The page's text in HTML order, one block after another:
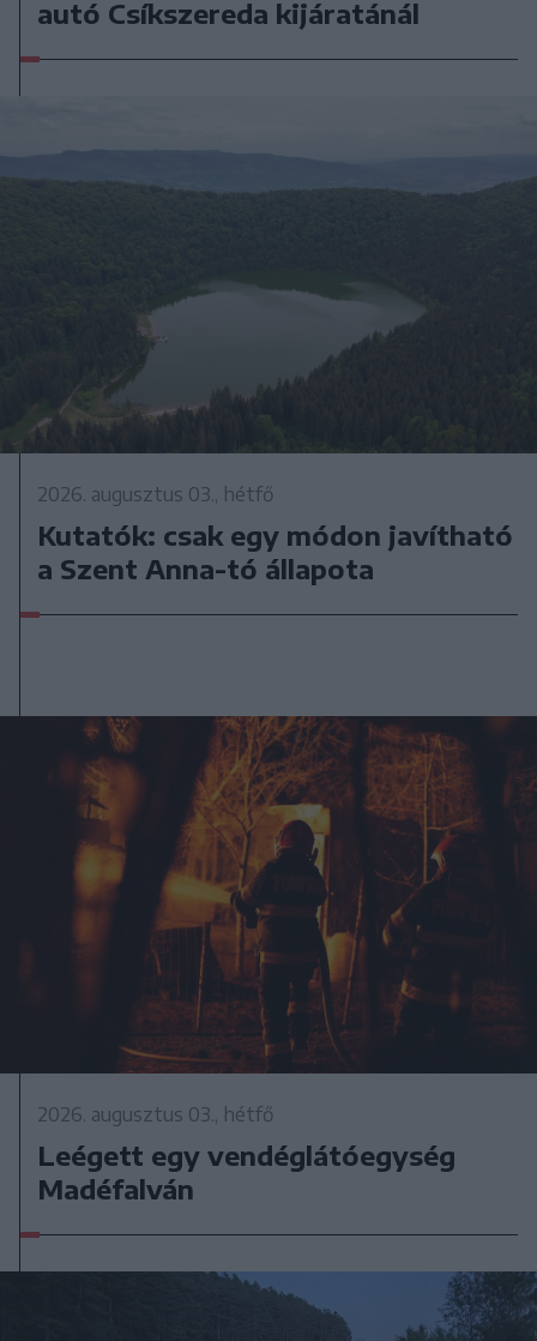
autó Csíkszereda kijáratánál
2026. augusztus 03., hétfő
Kutatók: csak egy módon javítható
a Szent Anna-tó állapota
2026. augusztus 03., hétfő
Leégett egy vendéglátóegység
Madéfalván